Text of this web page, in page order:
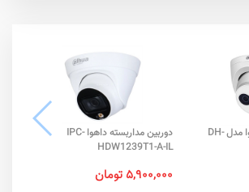
دوربین مداربسته داهوا مدل DH-
دوربین مداربسته داهوا IPC-
HDW1239T1-A-IL
۵,۹۰۰,۰۰۰ تومان